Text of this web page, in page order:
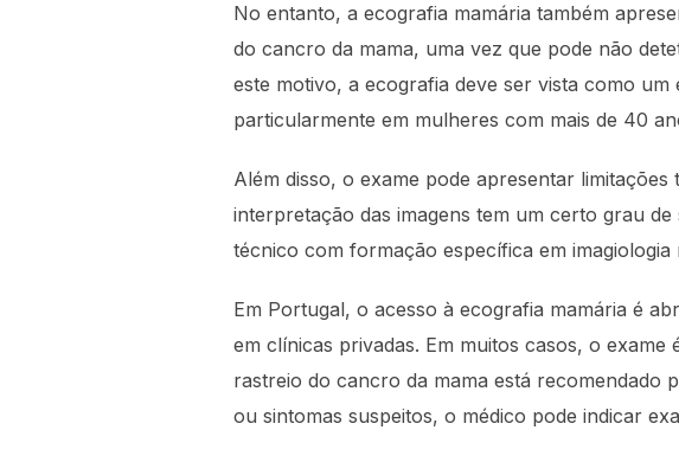
No entanto, a ecografia mamária também
do cancro da mama, uma vez que pode não
este motivo, a ecografia deve ser vista como
particularmente em mulheres com mais de 40
Além disso, o exame pode apresentar
interpretação das imagens tem um certo grau
técnico com formação específica em imagiologia
Em Portugal, o acesso à ecografia mamária é
em clínicas privadas. Em muitos casos, o
rastreio do cancro da mama está recomendado
ou sintomas suspeitos, o médico pode indicar